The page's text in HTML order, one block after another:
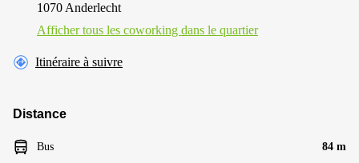
1070 Anderlecht
Afficher tous les сoworking dans le quartier
Itinéraire à suivre
Distance
Bus 84 m